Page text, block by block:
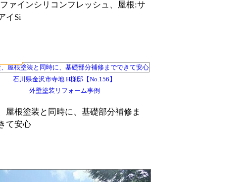
ァインシリコンフレッシュ、屋根:サ
イSi
石川県金沢市寺地 H様邸【No.156】
外壁塗装リフォーム事例
屋根塗装と同時に、基礎部分補修ま
て安心